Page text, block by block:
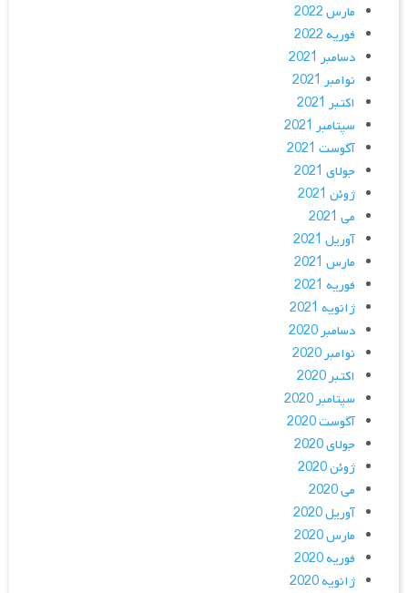
مارس 2022
فوریه 2022
دسامبر 2021
نوامبر 2021
اکتبر 2021
سپتامبر 2021
آگوست 2021
جولای 2021
ژوئن 2021
می 2021
آوریل 2021
مارس 2021
فوریه 2021
ژانویه 2021
دسامبر 2020
نوامبر 2020
اکتبر 2020
سپتامبر 2020
آگوست 2020
جولای 2020
ژوئن 2020
می 2020
آوریل 2020
مارس 2020
فوریه 2020
ژانویه 2020